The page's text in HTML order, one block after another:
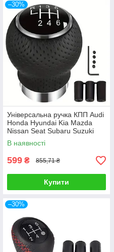
–30%
Універсальна ручка КПП Audi
Honda Hyundai Kia Mazda
Nissan Seat Subaru Suzuki
Toyota Volkswagen 6 передач
В наявності
599 ₴ 855,71 ₴
Купити
–30%